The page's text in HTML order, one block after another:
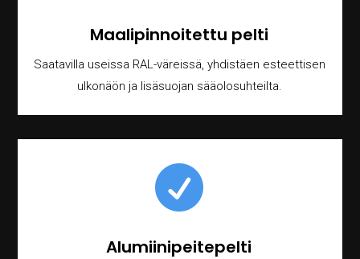
Maalipinnoitettu pelti
Saatavilla useissa RAL-väreissä, yhdistäen esteettisen
ulkonäön ja lisäsuojan sääolosuhteilta.

Alumiinipeitepelti